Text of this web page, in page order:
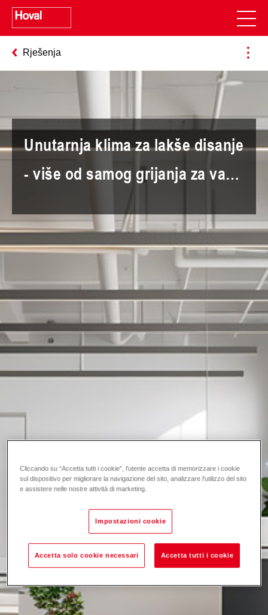
Rješenja
Unutarnja klima za lakše disanje
- više od samog grijanja za vaš
Cliccando su “Accetta tutti i cookie”, l'utente accetta di memorizzare i cookie
sul dispositivo per migliorare la navigazione del sito, analizzare l'utilizzo del sito
e assistere nelle nostre attività di marketing.
Impostazioni cookie
Accetta solo cookie necessari Accetta tutti i cookie